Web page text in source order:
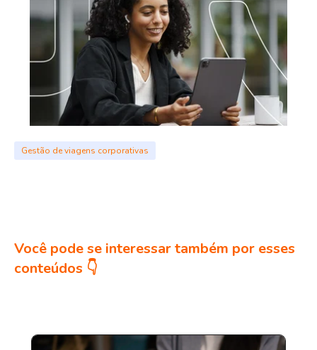
Gestão de viagens corporativas
Você pode se interessar também por esses
conteúdos 👇